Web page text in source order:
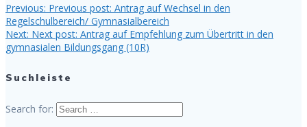
Previous: Previous post: Antrag auf Wechsel in den
Regelschulbereich/ Gymnasialbereich
Next: Next post: Antrag auf Empfehlung zum Übertritt in den
gymnasialen Bildungsgang (10R)
Suchleiste
Search for: